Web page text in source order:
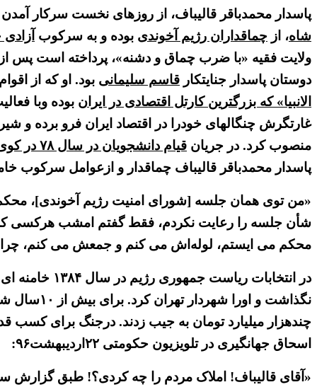
پاسدار محمدباقر قالیباف، از روزهای نخست سرکار
شاه، از چماقداران رژیم آخوندی بوده و به سرکوب
ولایت فقیه «با ضرب چماق و دشنه»، پرداخته است پس
دوستان پاسدار جنایتکار قاسم سلیمانی بود. او که از
الانبیا» که بزرگترین کارتل اقتصادی در ایران بوده وبا
غارتگرش چنگالهای خودرا در اقتصاد ایران فرو برده و
منصوب کرد. در جریان قیام دانشجویان در سال ۷۸ در کوی دانشگاه تهران
پاسدار محمدباقر قالیباف چماقدار و ازعوامل سرکوب
«من توی همان جلسه [شورای امنیت رژیم آخوندی]، محکم
شأن جلسه را رعایت نکردم، فقط گفتم امشب هرکسی که
محکم می ایستم، لوله‌اش می کنم و جمعش می کنم، چرا
در
نگذاشت و
چندهزار میلیارد تومان به جیب زدند. درجنگ برای
اسحاق جهانگیری در تلویزیون حکومتی ۲۲اردیبهشت۹۶: